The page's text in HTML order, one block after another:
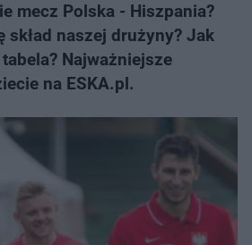
mecz Polska - Hiszpania?
skład naszej drużyny? Jak
Najważniejsze
na ESKA.pl.